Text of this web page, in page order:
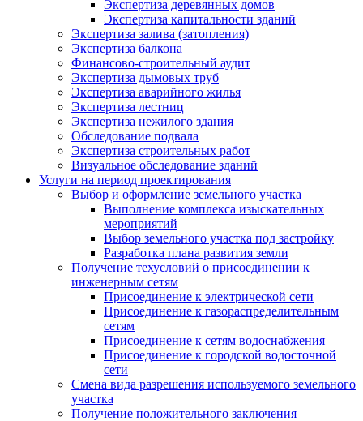
Экспертиза деревянных домов
Экспертиза капитальности зданий
Экспертиза залива (затопления)
Экспертиза балкона
Финансово-строительный аудит
Экспертиза дымовых труб
Экспертиза аварийного жилья
Экспертиза лестниц
Экспертиза нежилого здания
Обследование подвала
Экспертиза строительных работ
Визуальное обследование зданий
Услуги на период проектирования
Выбор и оформление земельного участка
Выполнение комплекса изыскательных
мероприятий
Выбор земельного участка под застройку
Разработка плана развития земли
Получение техусловий о присоединении к
инженерным сетям
Присоединение к электрической сети
Присоединение к газораспределительным
сетям
Присоединение к сетям водоснабжения
Присоединение к городской водосточной
сети
Смена вида разрешения используемого земельного
участка
Получение положительного заключения